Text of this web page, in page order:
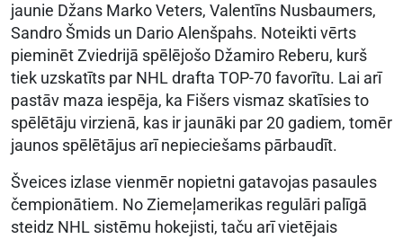
jaunie Džans Marko Veters, Valentīns Nusbaumers,
Sandro Šmids un Dario Alenšpahs. Noteikti vērts
pieminēt Zviedrijā spēlējošo Džamiro Reberu, kurš
tiek uzskatīts par NHL drafta TOP-70 favorītu. Lai arī
pastāv maza iespēja, ka Fišers vismaz skatīsies to
spēlētāju virzienā, kas ir jaunāki par 20 gadiem, tomēr
jaunos spēlētājus arī nepieciešams pārbaudīt.
Šveices izlase vienmēr nopietni gatavojas pasaules
čempionātiem. No Ziemeļamerikas regulāri palīgā
steidz NHL sistēmu hokejisti, taču arī vietējais